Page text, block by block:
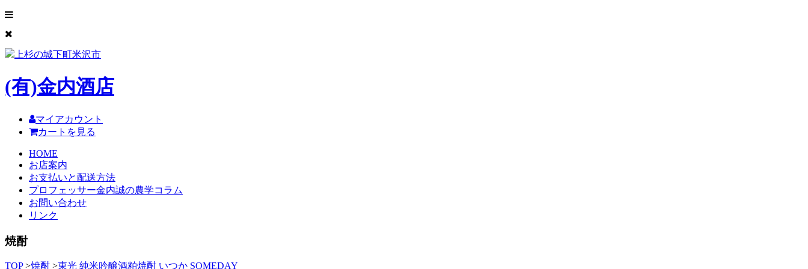
上杉の城下町米沢市
(有)金内酒店
マイアカウント
カートを見る
HOME
お店案内
お支払いと配送方法
プロフェッサー金内誠の農学コラム
お問い合わせ
リンク
焼酎
TOP >焼酎 >東光 純米吟醸酒粕焼酎 いつか SOMEDAY